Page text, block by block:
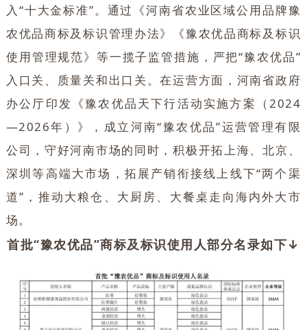
入“十大金标准”。通过《河南省农业区域公用品牌豫
农优品商标及标识管理办法》《豫农优品商标及标识
使用管理规范》等一揽子监管措施，严把“豫农优品”
入口关、质量关和出口关。在运营方面，河南省政府
办公厅印发《豫农优品天下行活动实施方案（2024
—2026年）》，成立河南“豫农优品”运营管理有限
公司，守好河南市场的同时，积极开拓上海、北京、
深圳等高端大市场，拓展产销衔接线上线下“两个渠
道”，推动大粮仓、大厨房、大餐桌走向海内外大市
场。
首批“豫农优品”商标及标识使用人部分名录如下↓